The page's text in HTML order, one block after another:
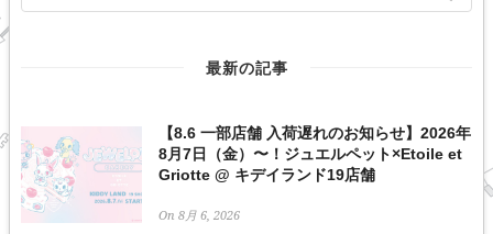
最新の記事
【8.6 一部店舗 入荷遅れのお知らせ】2026年
8月7日（金）〜！ジュエルペット×Etoile et
Griotte @ キデイランド19店舗
On 8月 6, 2026